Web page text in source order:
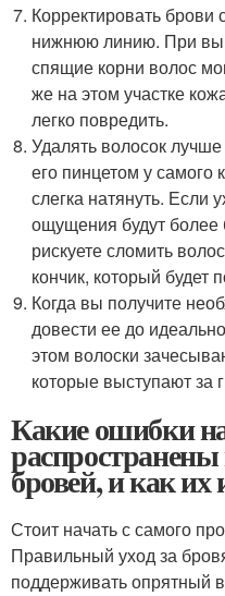
Корректировать брови
нижнюю линию. При
спящие корни волос
же на этом участке
легко повредить.
Удалять волосок
его пинцетом у
слегка натянуть. Если
ощущения будут
рискуете сломить
кончик, который будет
Когда вы получите
довести ее до
этом волоски
которые выступают за
Какие ошибки
бровей, и как их
Стоит начать с самого
Правильный уход за
поддерживать опрятный